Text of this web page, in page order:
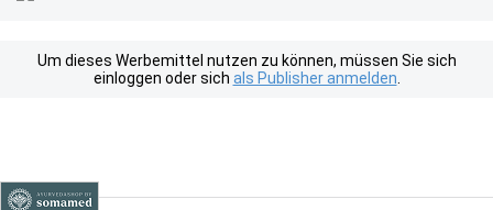
Um dieses Werbemittel nutzen zu können, müssen Sie sich
einloggen oder sich als Publisher anmelden